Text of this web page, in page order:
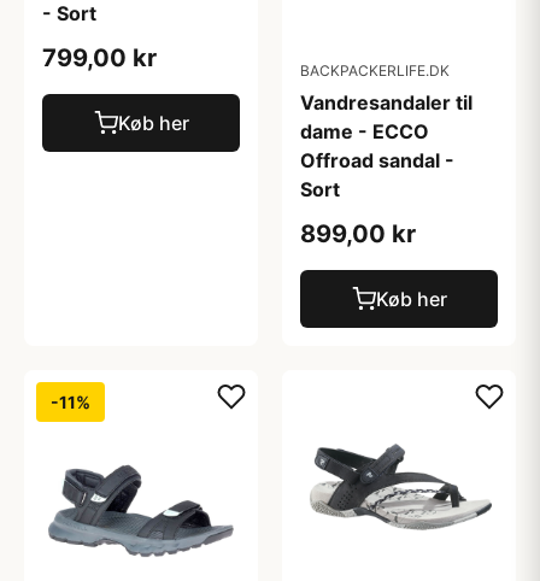
- Sort
799,00 kr
Køb her
BACKPACKERLIFE.DK
Vandresandaler til
dame - ECCO
Offroad sandal -
Sort
899,00 kr
Køb her
-11%